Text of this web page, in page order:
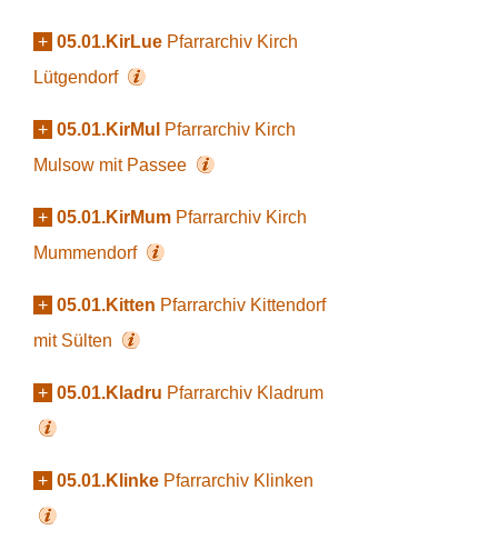
+ 05.01.KirLue Pfarrarchiv Kirch
Lütgendorf
+ 05.01.KirMul
Pfarrarchiv Kirch
Mulsow mit Passee
+ 05.01.KirMum Pfarrarchiv Kirch
Mummendorf
+ 05.01.Kitten Pfarrarchiv Kittendorf
mit Sülten
+ 05.01.Kladru Pfarrarchiv Kladrum
+ 05.01.Klinke Pfarrarchiv Klinken